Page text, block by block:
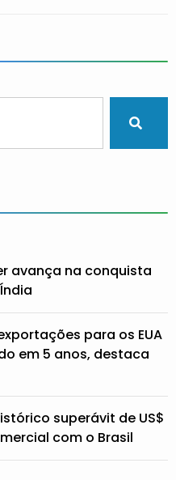
avança na conquista
para os EUA
em 5 anos, destaca
superávit de US$
com o Brasil